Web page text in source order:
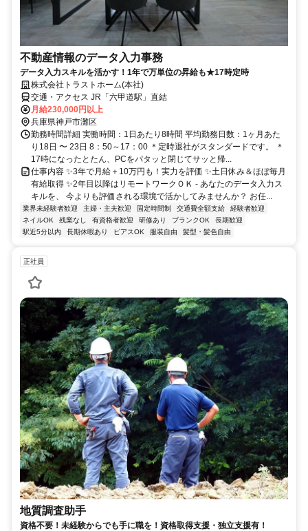
不動産情報のデータ入力事務
データ入力スキルを活かす！1年で万単位の昇給も★17時定時
株式会社トラストホーム(本社)
交通・アクセス JR「六甲道駅」直結
月給230,000円以上
兵庫県神戸市灘区
勤務時間詳細 実働時間：1日あたり8時間 平均勤務日数：1ヶ月あた
り18日 〜 23日 8：50～17：00 ＊定時退社がスタンダードです。 ＊
17時になったとたん、PCをパタッと閉じてサッと帰...
仕事内容 ✨3年で月給＋10万円も！実力を評価 ✨土日休み＆ほぼ毎月
有給取得 ✨2年目以降はリモートワークＯＫ - あなたのデータ入力ス
キルを、 今よりも評価される環境で活かしてみませんか？ お任...
業界未経験者歓迎 主婦・主夫歓迎 固定時間制 交通費全額支給
経験者歓迎
ネイルOK
残業なし 有資格者歓迎 研修あり ブランクOK
長期歓迎
駅近5分以内
長期休暇あり ピアスOK 服装自由 髪型・髪色自由
正社員
地質調査助手
資格不要！未経験からでも手に職を！資格取得支援・独立支援有！